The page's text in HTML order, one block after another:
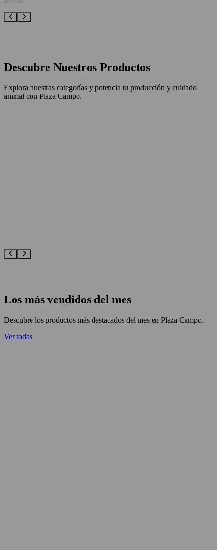
Descubre Nuestros Productos
Explora nuestras categorías y potencia tu producción y cuidado
animal con Plaza Campo.
Los más vendidos del mes
Descubre los productos más destacados del mes en Plaza Campo.
Ver todas